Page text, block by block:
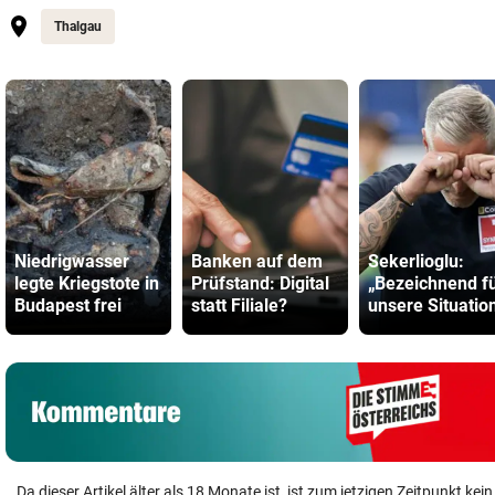
Thalgau
Niedrigwasser
legte Kriegstote in
Budapest frei
Banken auf dem
Prüfstand: Digital
statt Filiale?
Sekerlioglu:
„Bezeichnend
unsere